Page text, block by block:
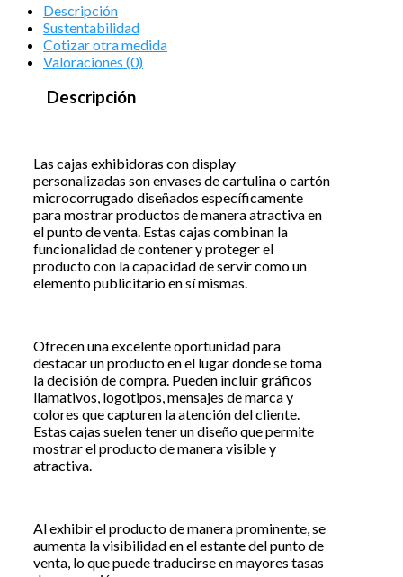
Descripción
Sustentabilidad
Cotizar otra medida
Valoraciones (0)
Descripción
Las cajas exhibidoras con display
personalizadas son envases de cartulina o cartón
microcorrugado diseñados específicamente
para mostrar productos de manera atractiva en
el punto de venta. Estas cajas combinan la
funcionalidad de contener y proteger el
producto con la capacidad de servir como un
elemento publicitario en sí mismas.
Ofrecen una excelente oportunidad para
destacar un producto en el lugar donde se toma
la decisión de compra. Pueden incluir gráficos
llamativos, logotipos, mensajes de marca y
colores que capturen la atención del cliente.
Estas cajas suelen tener un diseño que permite
mostrar el producto de manera visible y
atractiva.
Al exhibir el producto de manera prominente, se
aumenta la visibilidad en el estante del punto de
venta, lo que puede traducirse en mayores tasas